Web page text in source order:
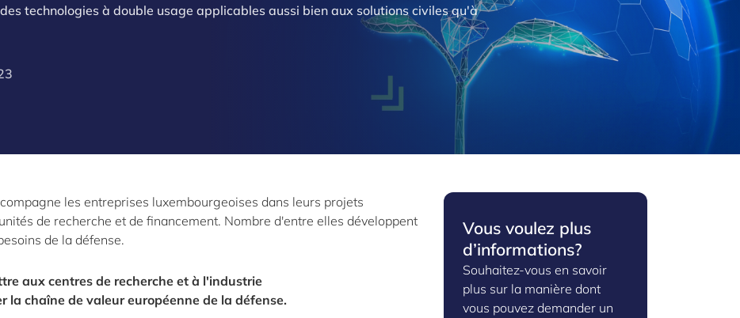
technologies à double usage applicables aussi bien aux solutions civiles qu'à
les entreprises luxembourgeoises dans leurs projets
de recherche et de financement. Nombre d'entre elles développent
de la défense.
aux centres de recherche et à l'industrie
la chaîne de valeur européenne de la défense.
Vous voulez plus
d’informations?
Souhaitez-vous en savoir
plus sur la manière dont
vous pouvez demander un